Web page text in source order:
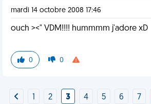
mardi 14 octobre 2008 17:46
ouch ><" VDM!!!! hummmm j'adore xD
0 0
2 3 4 5 6 7